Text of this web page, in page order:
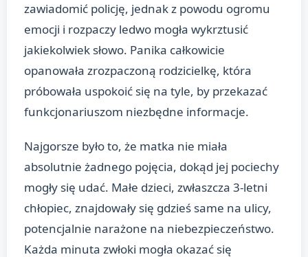
zawiadomić policję, jednak z powodu ogromu
emocji i rozpaczy ledwo mogła wykrztusić
jakiekolwiek słowo. Panika całkowicie
opanowała zrozpaczoną rodzicielkę, która
próbowała uspokoić się na tyle, by przekazać
funkcjonariuszom niezbędne informacje.
Najgorsze było to, że matka nie miała
absolutnie żadnego pojęcia, dokąd jej pociechy
mogły się udać. Małe dzieci, zwłaszcza 3-letni
chłopiec, znajdowały się gdzieś same na ulicy,
potencjalnie narażone na niebezpieczeństwo.
Każda minuta zwłoki mogła okazać się